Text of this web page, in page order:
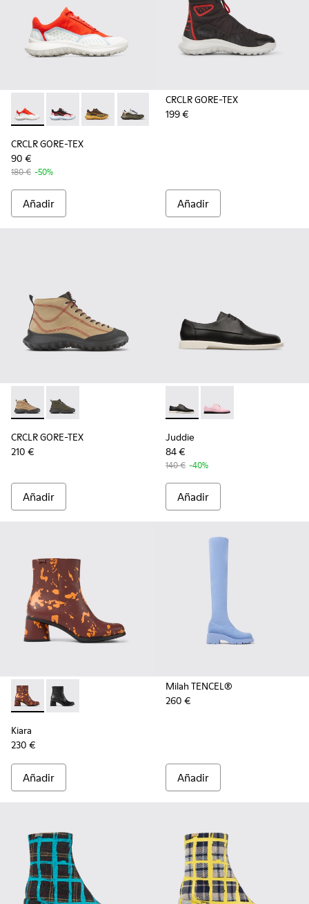
CRCLR GORE-TEX - K201147-021 - Multicolor
CRCLR GORE-TEX - K201147-023 - Sneaker negra y
CRCLR GORE-TEX - K201147-018
CRCLR GORE-TEX - K201147-017
CRCLR GORE-TEX
90 €
180 € -50%
Añadir
CRCLR GORE-TEX
199 €
Añadir
CRCLR GORE-TEX - K400640-002 - Sneakers beiges de
CRCLR GORE-TEX - K400640-001
CRCLR GORE-TEX
210 €
Añadir
Juddie - K200977-001 -
Juddie - K200977-
Juddie
84 €
140 € -40%
Añadir
Kiara - K400637-006 - Botines burdeos y naranjas de piel
Kiara - K400637-002
Kiara
230 €
Añadir
Milah TENCEL®
260 €
Añadir